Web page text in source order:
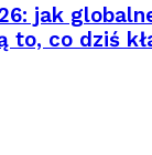
jak
to, co dziś